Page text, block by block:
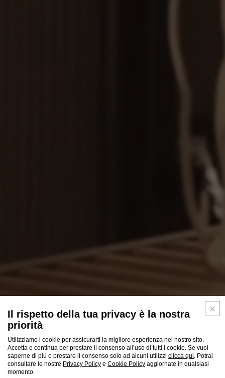
Il rispetto della tua privacy è la nostra
priorità
Utilizziamo i cookie per assicurarti la migliore esperienza nel nostro sito.
Accetta e continua per prestare il consenso all’uso di tutti i cookie. Se vuoi
saperne di più o prestare il consenso solo ad alcuni utilizzi clicca qui. Potrai
consultare le nostre Privacy Policy e Cookie Policy aggiornate in qualsiasi
momento.